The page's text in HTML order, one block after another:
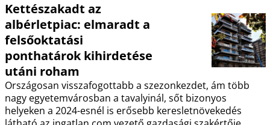
Kettészakadt az
albérletpiac: elmaradt a
felsőoktatási
ponthatárok kihirdetése
utáni roham
Országosan visszafogottabb a szezonkezdet, ám több
nagy egyetemvárosban a tavalyinál, sőt bizonyos
helyeken a 2024-esnél is erősebb keresletnövekedés